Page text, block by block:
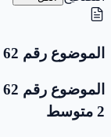
الموضوع رقم 62
2 متوسط